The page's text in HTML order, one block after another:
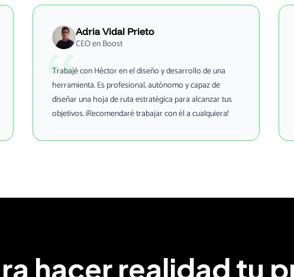
Adria Vidal Prieto
CEO en Boost
Trabajé con Héctor en el diseño y desarrollo de una
herramienta. Es profesional, autónomo y capaz de
diseñar una hoja de ruta estratégica para alcanzar tus
objetivos. ¡Recomendaré trabajar con él a cualquiera!
hacer realidad tu